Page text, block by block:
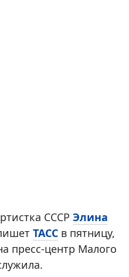
СССР Элина
ТАСС в пятницу,
пресс-центр Малого